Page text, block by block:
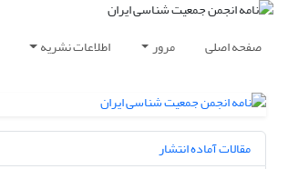
صفحه اصلی مرور اطلاعات نشریه
مقالات آماده انتشار